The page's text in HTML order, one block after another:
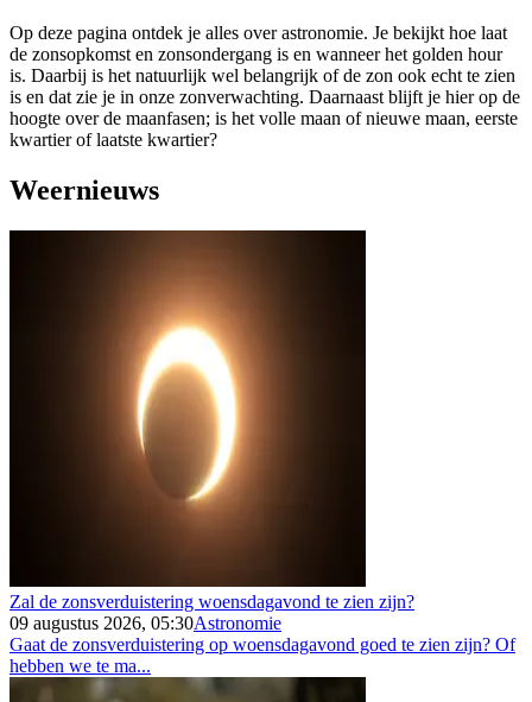
Op deze pagina ontdek je alles over astronomie. Je bekijkt hoe laat
de zonsopkomst en zonsondergang is en wanneer het golden hour
is. Daarbij is het natuurlijk wel belangrijk of de zon ook echt te zien
is en dat zie je in onze zonverwachting. Daarnaast blijft je hier op de
hoogte over de maanfasen; is het volle maan of nieuwe maan, eerste
kwartier of laatste kwartier?
Weernieuws
Zal de zonsverduistering woensdagavond te zien zijn?
09 augustus 2026, 05:30Astronomie
Gaat de zonsverduistering op woensdagavond goed te zien zijn? Of
hebben we te ma...